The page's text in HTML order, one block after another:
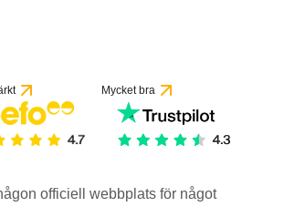
Mycket bra
officiell webbplats för något